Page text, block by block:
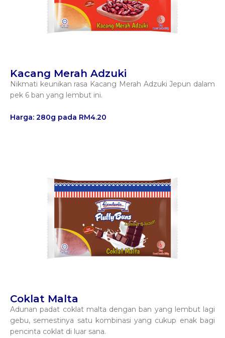
Kacang Merah Adzuki
Nikmati keunikan rasa Kacang Merah Adzuki Jepun dalam
pek 6 ban yang lembut ini.
Harga: 280g pada RM4.20
Coklat Malta
Adunan padat coklat malta dengan ban yang lembut lagi
gebu, semestinya satu kombinasi yang cukup enak bagi
pencinta coklat di luar sana.